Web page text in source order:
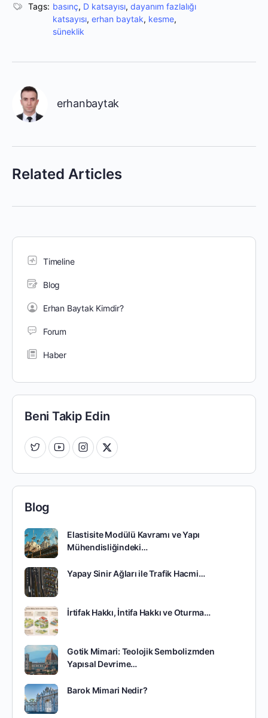
Tags: basınç, D katsayısı, dayanım fazlalığı
katsayısı, erhan baytak, kesme,
süneklik
erhanbaytak
Related Articles
Timeline
Blog
Erhan Baytak Kimdir?
Forum
Haber
Beni Takip Edin
Blog
Elastisite Modülü Kavramı ve Yapı
Mühendisliğindeki…
Yapay Sinir Ağları ile Trafik Hacmi…
İrtifak Hakkı, İntifa Hakkı ve Oturma…
Gotik Mimari: Teolojik Sembolizmden
Yapısal Devrime…
Barok Mimari Nedir?